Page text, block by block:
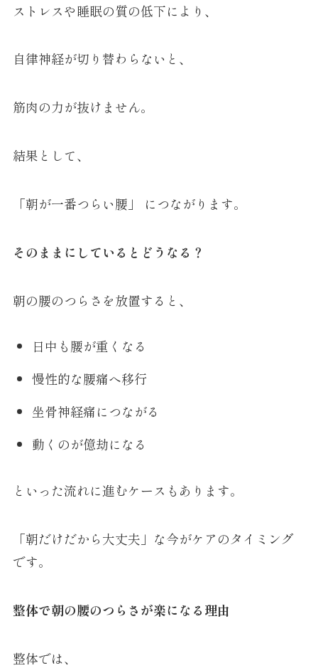
ストレスや睡眠の質の低下により、
自律神経が切り替わらないと、
筋肉の力が抜けません。
結果として、
「朝が一番つらい腰」 につながります。
そのままにしているとどうなる？
朝の腰のつらさを放置すると、
日中も腰が重くなる
慢性的な腰痛へ移行
坐骨神経痛につながる
動くのが億劫になる
といった流れに進むケースもあります。
「朝だけだから大丈夫」な今がケアのタイミング
です。
整体で朝の腰のつらさが楽になる理由
整体では、